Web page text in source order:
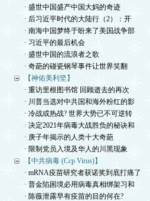
· 盛世中国盛产中国大妈的奇迹
· 后习近平时代的大陆行（2）：开
· 南海中国梦终于盼来了美国战争部
· 习近平的最后机会
· 盛世中国的流浪者之歌
· 奇葩的碰瓷钢琴事件让世界笑翻
【神佑美利坚】
· 重访里根图书馆 回顾逝去的再次
· 川普当选对中共国和海外粉红的影
· 冷战或热战? 世界大势已不可逆转
· 决定2021年病毒大战胜负的秘诀和
· 庚子年揭示的人类十大奇葩
· 限制党员入境及华人的川黑现象
【中共病毒 (Ccp Virus)】
· mRNA疫苗研究者获诺奖到底打痛了
· 普金陷困境必用病毒真相绑架习和
· 陈薇泄露早有疫苗的目的何在?